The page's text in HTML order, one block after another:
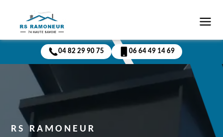
04 82 29 90 75 06 64 49 14 69
RS RAMONEUR